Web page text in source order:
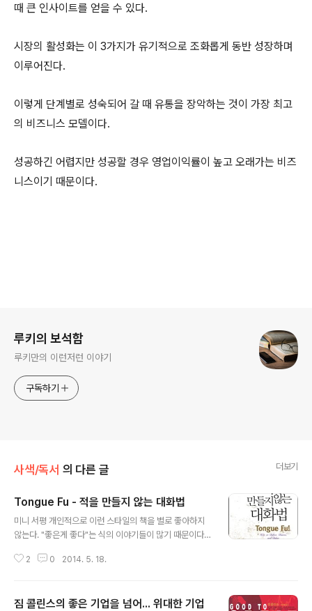
때 큰 인사이트를 얻을 수 있다.
시장의 활성화는 이 3가지가 유기적으로 조화롭게 동반 성장하며
이루어진다.
이렇게 단계별로 성숙되어 갈 때 유통을 장악하는 것이 가장 최고
의 비즈니스 모델이다.
성공하긴 어렵지만 성공할 경우 영업이익률이 높고 오래가는 비즈
니스이기 때문이다.
루키의 보석함
루키만의 이런저런 이야기
구독하기
사색/독서 의 다른 글 더보기
Tongue Fu - 적을 만들지 않는 대화법
미니 서평 개인적으로 이런 스타일의 책을 별로 좋아하지
않는다. "좋은게 좋다"는 식의 이야기들이 많기 때문이다.
는 구호랑 별반 다를 바가 없다. 솔직히 이 책도 그런 생각
긍정... 어릴 적 도덕 교과서에 나오는 이야기 그대로이다.
2 0 2014. 5. 18.
짐 콜린스의 좋은 기업을 넘어... 위대한 기업